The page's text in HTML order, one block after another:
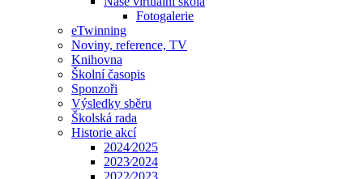
Fotogalerie
eTwinning
Noviny, reference, TV
Knihovna
Školní časopis
Sponzoři
Výsledky sběru
Školská rada
Historie akcí
2024⁄2025
2023⁄2024
2022⁄2023